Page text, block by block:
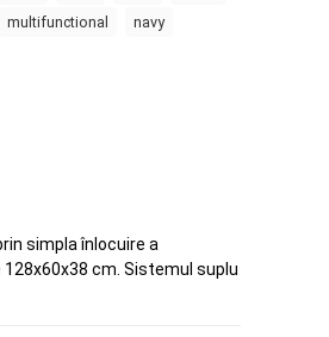
multifunctional
navy
simpla înlocuire a
cm. Sistemul suplu